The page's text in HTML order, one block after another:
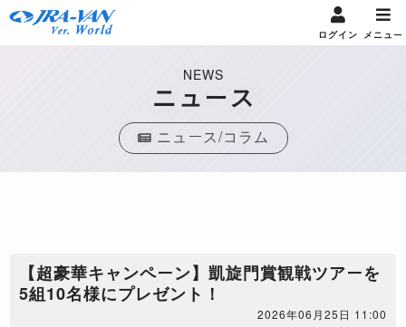
ログイン メニュー
NEWS
ニュース
ニュース/コラム
【超豪華キャンペーン】凱旋門賞観戦ツアーを
5組10名様にプレゼント！
2026年06月25日 11:00